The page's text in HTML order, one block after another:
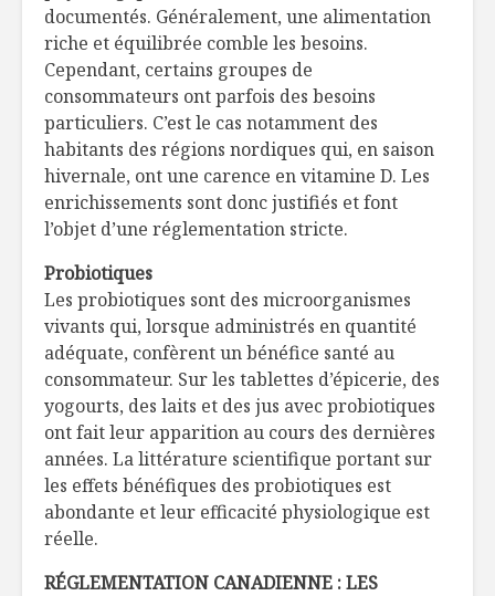
documentés. Généralement, une alimentation
riche et équilibrée comble les besoins.
Cependant, certains groupes de
consommateurs ont parfois des besoins
particuliers. C’est le cas notamment des
habitants des régions nordiques qui, en saison
hivernale, ont une carence en vitamine D. Les
enrichissements sont donc justifiés et font
l’objet d’une réglementation stricte.
Probiotiques
Les probiotiques sont des microorganismes
vivants qui, lorsque administrés en quantité
adéquate, confèrent un bénéfice santé au
consommateur. Sur les tablettes d’épicerie, des
yogourts, des laits et des jus avec probiotiques
ont fait leur apparition au cours des dernières
années. La littérature scientifique portant sur
les effets bénéfiques des probiotiques est
abondante et leur efficacité physiologique est
réelle.
RÉGLEMENTATION CANADIENNE : LES